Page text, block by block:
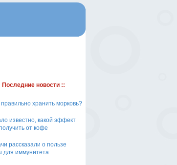
Последние новости ::
правильно хранить морковь?
известно, какой эффект
от кофе
рассказали о пользе
для иммунитета